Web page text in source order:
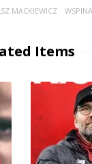
MACKIEWICZ
Items